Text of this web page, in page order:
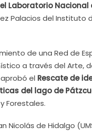
Laboratorio
Palacios del
de una Red de
a través del Arte,
el Rescate de
del lago de
Forestales.
Nicolás de Hidalgo